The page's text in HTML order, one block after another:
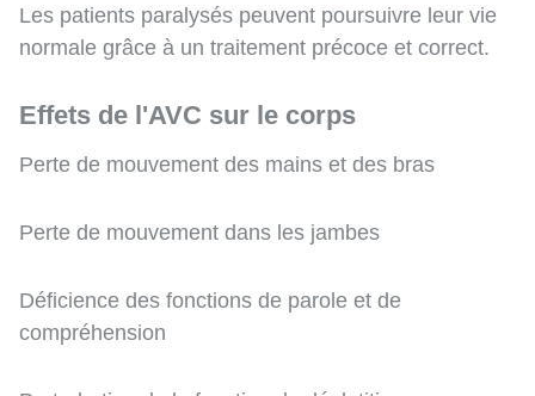
Les patients paralysés peuvent poursuivre leur vie
normale grâce à un traitement précoce et correct.
Effets de l'AVC sur le corps
Perte de mouvement des mains et des bras
Perte de mouvement dans les jambes
Déficience des fonctions de parole et de
compréhension